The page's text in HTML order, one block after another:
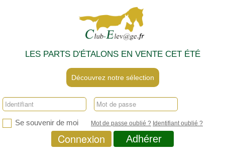
LES PARTS D'ÉTALONS EN VENTE CET ÉTÉ
Découvrez notre sélection
Se souvenir de moi Mot de passe oublié ? Identifiant oublié ?
Connexion Adhérer